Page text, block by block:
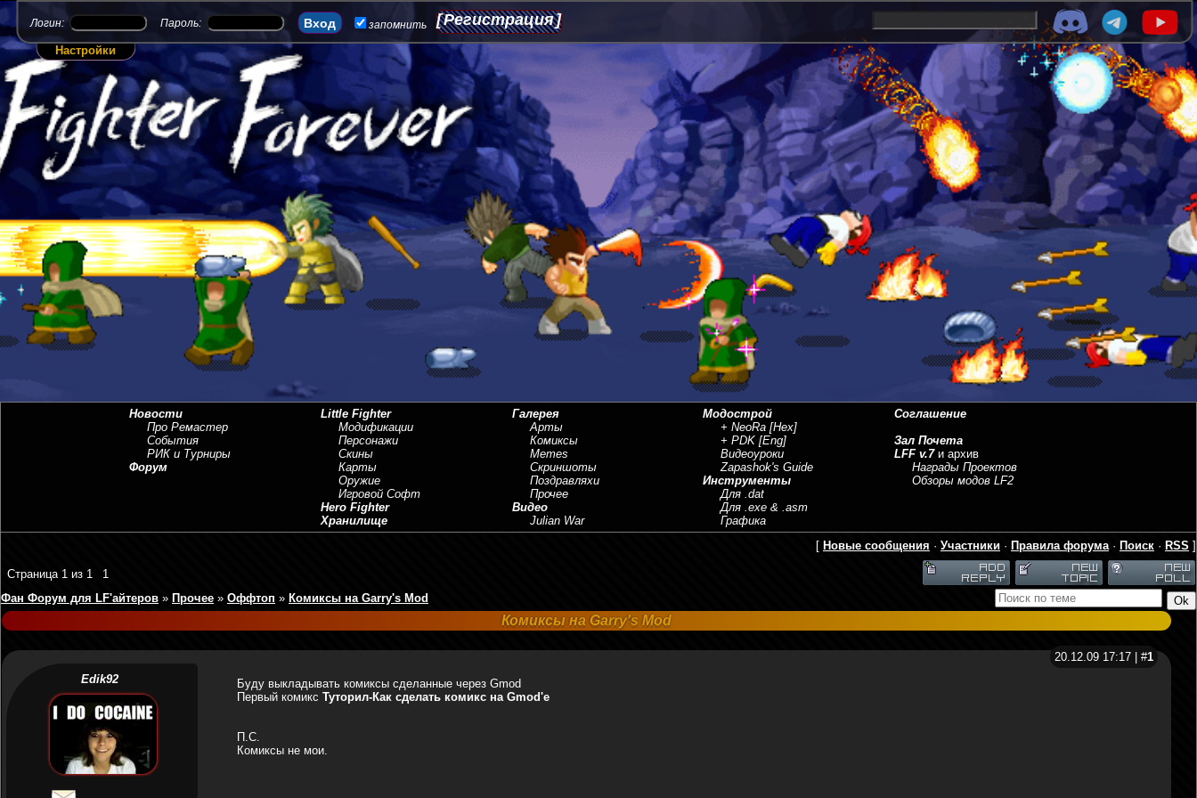
Логин: Пароль: запомнить Регистрация
Настройки
Новости
Про Ремастер
События
РИК и Турниры
Форум
Little Fighter
Модификации
Персонажи
Скины
Карты
Оружие
Игровой Софт
Hero Fighter
Хранилище
Галерея
Арты
Комиксы
Memes
Скриншоты
Поздравляхи
Прочее
Видео
Julian War
Модострой
+ NeoRa [Hex]
+ PDK [Eng]
Видеоуроки
Zapashok's Guide
Инструменты
Для .dat
Для .exe & .asm
Графика
Соглашение
Зал Почета
LFF v.7и архив
Награды Проектов
Обзоры модов LF2
[ Новые сообщения · Участники · Правила форума· Поиск · RSS ]
Страница 1 из 1
1
Фан Форум для LF'айтеров » Прочее » Оффтоп » Комиксы на Garry's Mod
Комиксы на Garry's Mod
20.12.09 17:17 | #1
Edik92
Буду выкладывать комиксы сделанные через Gmod
Первый комикс Туторил-Как сделать комикс на Gmod'е
П.С.
Комиксы не мои.